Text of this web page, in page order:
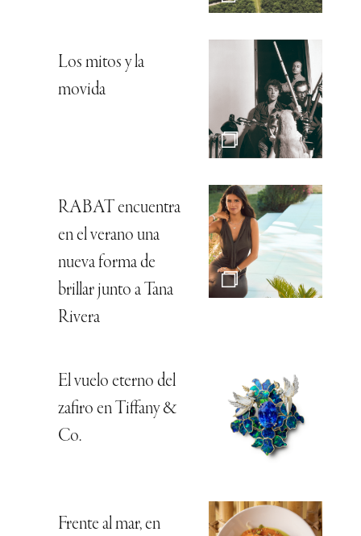
Los mitos y la
movida
RABAT encuentra
en el verano una
nueva forma de
brillar junto a Tana
Rivera
El vuelo eterno del
zafiro en Tiffany &
Co.
Frente al mar, en